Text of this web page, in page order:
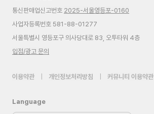
통신판매업신고번호 2025-서울영등포-0160
사업자등록번호 581-88-01277
서울특별시 영등포구 의사당대로 83, 오투타워 4층
입점/광고 문의
이용약관 개인정보처리방침 커뮤니티 이용약관
Language